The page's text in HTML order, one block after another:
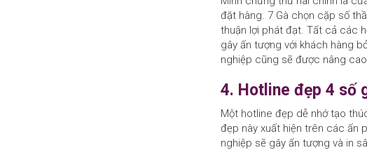
đặt hàng. 7 Gà chọn cặp số
thuận lợi phát đạt. Tất cả các
gây ấn tượng với khách hàng
nghiệp cũng sẽ được nâng
4. Hotline đẹp 4 số
Một hotline đẹp dễ nhớ tạo
đẹp này xuất hiện trên các ấn
nghiệp sẽ gây ấn tượng và in